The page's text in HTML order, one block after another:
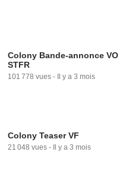
Colony Bande-annonce VO
STFR
101 778 vues - Il y a 3 mois
Colony Teaser VF
21 048 vues - Il y a 3 mois